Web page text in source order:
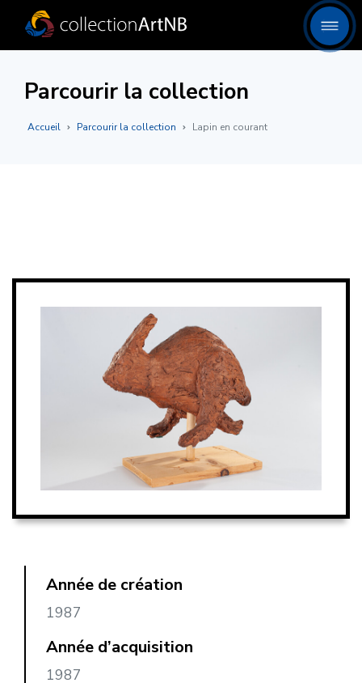
Parcourir la collection
Accueil Parcourir la collection Lapin en courant
Année de création
1987
Année d’acquisition
1987